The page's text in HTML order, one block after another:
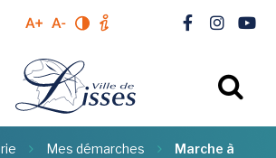
Augmenter la taille du texte
Diminuer la taille du texte
Modifier le contrastre du site
Plus d'info surLien vers
LienLien
Mes démarches
Marche à